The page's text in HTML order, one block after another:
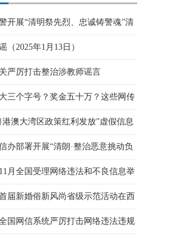
开展“清明祭先烈、忠诚铸警魂”清
（2025年1月13日）
严厉打击整治涉教师谣言
三个字号？奖金五十万？这些网传
励都是假的
港澳大湾区政策红利发放”虚假信息
2025年
办部署开展“清朗·整治恶意挑动负
项行动
月全国受理网络违法和不良信息举
届新婚俗新风尚省级示范活动在西
国网信系统严厉打击网络违法违规